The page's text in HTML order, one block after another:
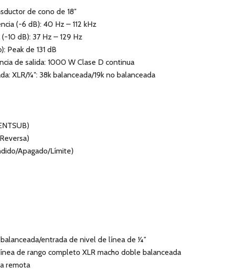
de cono de 18″
(-6 dB): 40 Hz – 112 kHz
10 dB): 37 Hz – 129 Hz
Peak de 131 dB
de salida: 1000 W Clase D continua
XLR/1⁄4″: 38k balanceada/19k no balanceada
Apagado/Límite)
entrada de nivel de línea de 1⁄4″
de rango completo XLR macho doble balanceada
remota